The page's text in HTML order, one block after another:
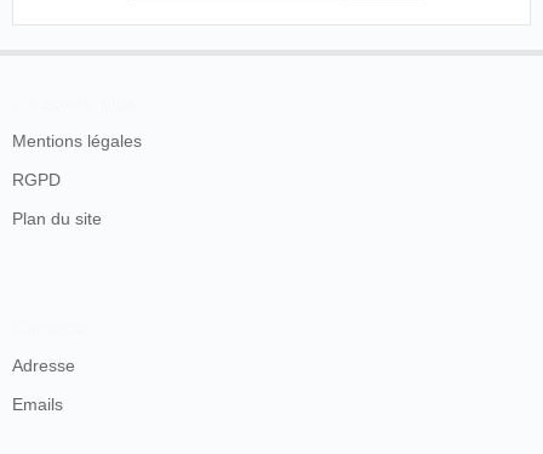
Mentions légales
RGPD
Plan du site
Adresse
Emails